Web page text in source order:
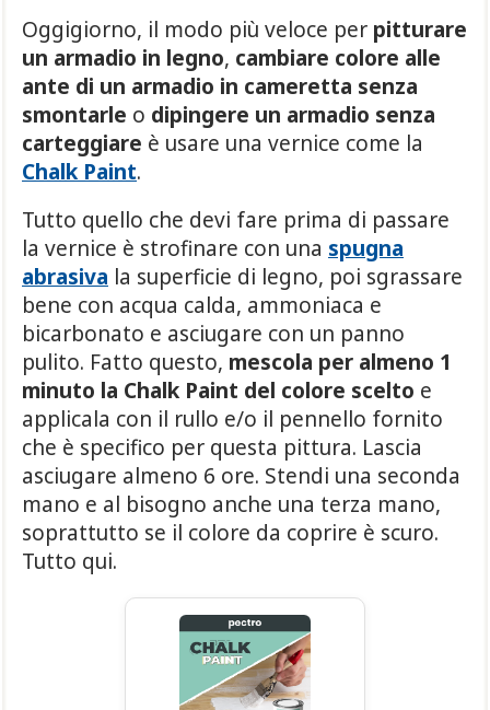
Oggigiorno, il modo più veloce per pitturare
un armadio in legno, cambiare colore alle
ante di un armadio in cameretta senza
smontarle o dipingere un armadio senza
carteggiare è usare una vernice come la
Chalk Paint.
Tutto quello che devi fare prima di passare
la vernice è strofinare con una spugna
abrasiva la superficie di legno, poi sgrassare
bene con acqua calda, ammoniaca e
bicarbonato e asciugare con un panno
pulito. Fatto questo, mescola per almeno 1
minuto la Chalk Paint del colore scelto e
applicala con il rullo e/o il pennello fornito
che è specifico per questa pittura. Lascia
asciugare almeno 6 ore. Stendi una seconda
mano e al bisogno anche una terza mano,
soprattutto se il colore da coprire è scuro.
Tutto qui.